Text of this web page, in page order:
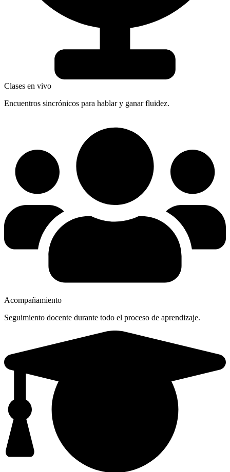
Clases en vivo
Encuentros sincrónicos para hablar y ganar fluidez.
Acompañamiento
Seguimiento docente durante todo el proceso de aprendizaje.